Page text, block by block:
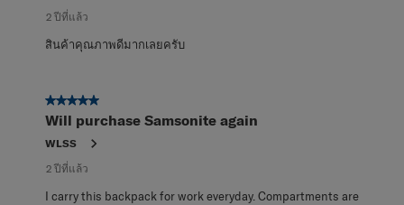
2 ปีที่แล้ว
สินค้าคุณภาพดีมากเลยครับ
5 จาก 5 ดาว
Will purchase Samsonite again
WLSS
2 ปีที่แล้ว
I carry this backpack for work everyday. Compartments are